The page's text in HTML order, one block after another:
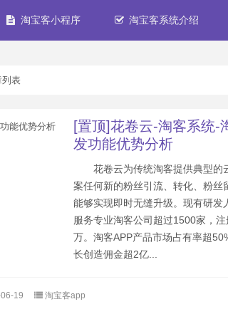
淘宝客小程序 淘宝客系统介绍
列表
[置顶]花卷云-淘客系统-
发功能优势分析
花卷云为传统淘客提供典型的
案任何新的粉丝引流、转化、粉丝
能够实现即时无缝升级。现有研发
服务专业淘客公司超过1500家，
万。淘客APP产品市场占有率超
长创造佣金超2亿...
19 淘宝客app